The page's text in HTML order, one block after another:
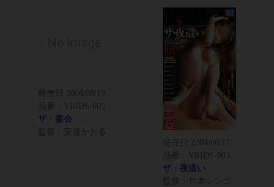
発売日: 2004/08/19
品番：VRIDS-005
ザ・宴会
監督：安達かおる
発売日: 2004/06/17
品番：VRIDS-003
ザ・夜這い
監督：竹本シンゴ